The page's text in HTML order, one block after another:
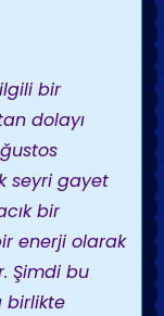
bir
dolayı
seyri gayet
bir
enerji olarak
Şimdi bu
birlikte